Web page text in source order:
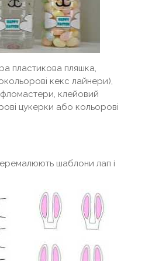
пластикова пляшка,
кекс лайнери),
фломастери, клейовий
цукерки або кольорові
шаблони лап і